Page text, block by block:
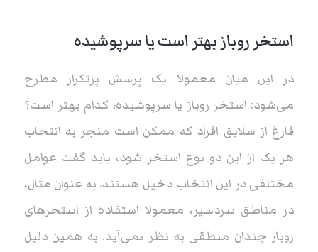
استخر روباز بهتر است یا سرپوشیده
در این میان معمولا یک پرسش پرتکرار مطرح
می‌شود: استخر روباز یا سرپوشیده؛ کدام بهتر است؟
فارغ از سلایق افراد که ممکن است منجر به انتخاب
هر یک از این دو نوع استخر شود، باید گفت عوامل
مختلفی در این انتخاب دخیل هستند. به عنوان مثال،
در مناطق سردسیر، معمولا استفاده از استخرهای
روباز چندان منطقی به نظر نمی‌آید. به همین دلیل